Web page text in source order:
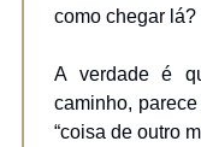
como chegar lá?
A verdade é
caminho,
“coisa de outro